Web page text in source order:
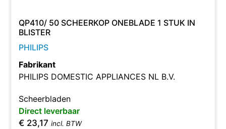
QP410/ 50 SCHEERKOP ONEBLADE 1 STUK IN
BLISTER
PHILIPS
Fabrikant
PHILIPS DOMESTIC APPLIANCES NL B.V.
Scheerbladen
Direct leverbaar
€ 23,17 incl. BTW